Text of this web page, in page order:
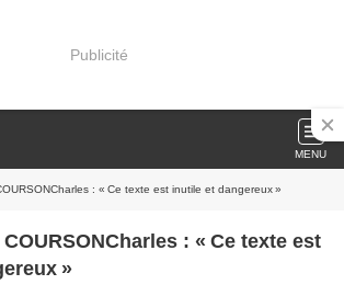
Publicité
MENU
: « Ce texte est inutile et dangereux »
: « Ce texte est
»